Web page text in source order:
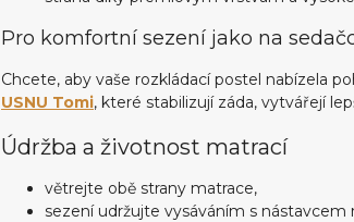
Pro komfortní sezení jako na
Chcete, aby vaše rozkládací postel nabízela
USNU Tomi, které stabilizují záda, vytvářejí
Údržba a životnost matrací
větrejte obě strany matrace,
sezení udržujte vysáváním s nástavcem